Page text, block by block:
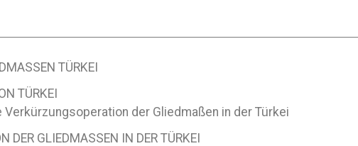
TÜRKEI
TÜRKEI
der Gliedmaßen in der Türkei
DER GLIEDMASSEN IN DER TÜRKEI